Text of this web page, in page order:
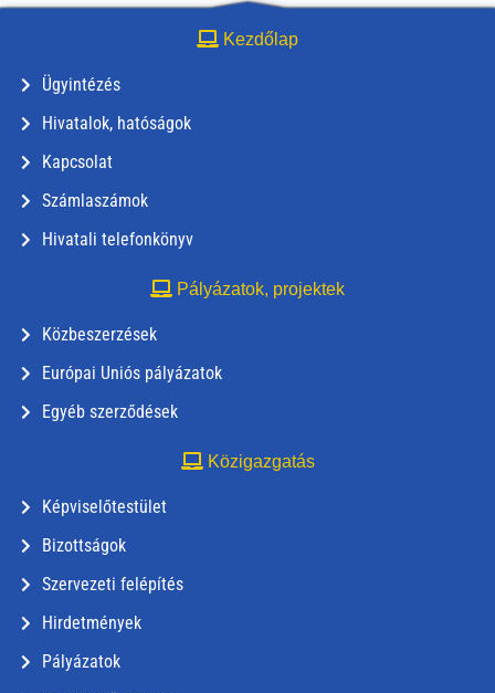
Kezdőlap
Ügyintézés
Hivatalok, hatóságok
Kapcsolat
Számlaszámok
Hivatali telefonkönyv
Pályázatok, projektek
Közbeszerzések
Európai Uniós pályázatok
Egyéb szerződések
Közigazgatás
Képviselőtestület
Bizottságok
Szervezeti felépítés
Hirdetmények
Pályázatok